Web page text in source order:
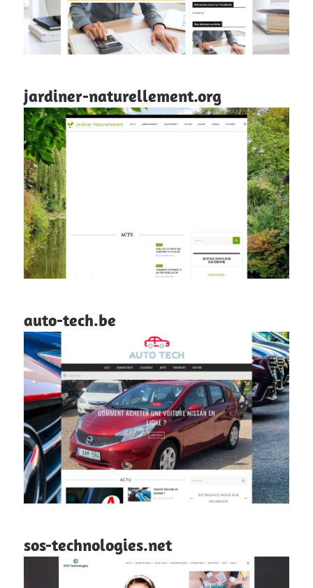
jardiner-naturellement.org
auto-tech.be
sos-technologies.net